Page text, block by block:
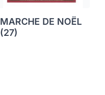
MARCHE DE NOËL
(27)